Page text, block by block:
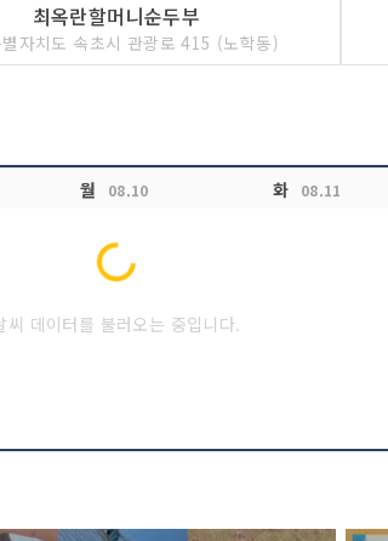
최옥란할머니순두부
자치도 속초시 관광로 415 (노학동)
월 08.10 화 08.11
Loading...
씨 데이터를 불러오는 중입니다.